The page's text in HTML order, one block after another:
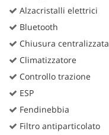
Alzacristalli elettrici
Bluetooth
Chiusura centralizzata
Climatizzatore
Controllo trazione
ESP
Fendinebbia
Filtro antiparticolato